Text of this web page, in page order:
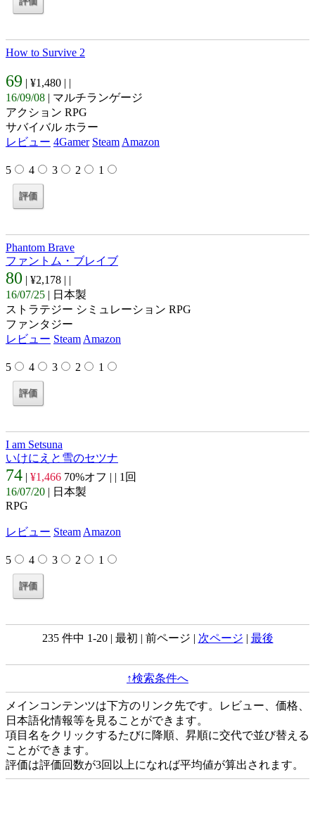
How to Survive 2
69 | ¥1,480 | |
16/09/08 | マルチランゲージ
アクション RPG
サバイバル ホラー
レビュー 4Gamer Steam Amazon
5 4 3 2 1
Phantom Brave
ファントム・ブレイブ
80 | ¥2,178 | |
16/07/25 | 日本製
ストラテジー シミュレーション RPG
ファンタジー
レビュー Steam Amazon
5 4 3 2 1
I am Setsuna
いけにえと雪のセツナ
74 | ¥1,466 70%オフ | | 1回
16/07/20 | 日本製
RPG
レビュー Steam Amazon
5 4 3 2 1
235 件中 1-20 | 最初 | 前ページ | 次ページ | 最後
↑検索条件へ
メインコンテンツは下方のリンク先です。レビュー、価格、
日本語化情報等を見ることができます。
項目名をクリックするたびに降順、昇順に交代で並び替える
ことができます。
評価は評価回数が3回以上になれば平均値が算出されます。